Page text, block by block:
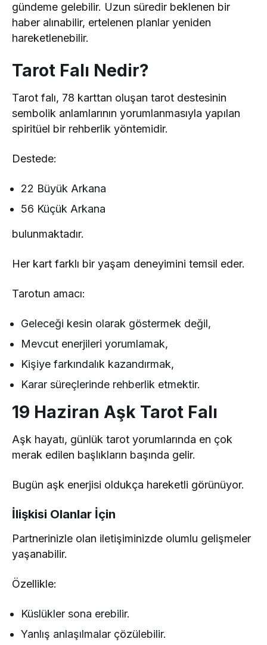
gündeme gelebilir. Uzun süredir beklenen bir
haber alınabilir, ertelenen planlar yeniden
hareketlenebilir.
Tarot Falı Nedir?
Tarot falı, 78 karttan oluşan tarot destesinin
sembolik anlamlarının yorumlanmasıyla yapılan
spiritüel bir rehberlik yöntemidir.
Destede:
22 Büyük Arkana
56 Küçük Arkana
bulunmaktadır.
Her kart farklı bir yaşam deneyimini temsil eder.
Tarotun amacı:
Geleceği kesin olarak göstermek değil,
Mevcut enerjileri yorumlamak,
Kişiye farkındalık kazandırmak,
Karar süreçlerinde rehberlik etmektir.
19 Haziran Aşk Tarot Falı
Aşk hayatı, günlük tarot yorumlarında en çok
merak edilen başlıkların başında gelir.
Bugün aşk enerjisi oldukça hareketli görünüyor.
İlişkisi Olanlar İçin
Partnerinizle olan iletişiminizde olumlu gelişmeler
yaşanabilir.
Özellikle:
Küslükler sona erebilir.
Yanlış anlaşılmalar çözülebilir.